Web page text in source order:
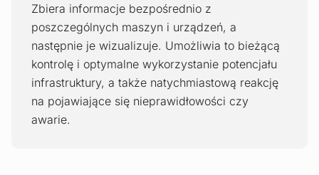
Zbiera informacje bezpośrednio z
poszczególnych maszyn i urządzeń, a
następnie je wizualizuje. Umożliwia to bieżącą
kontrolę i optymalne wykorzystanie potencjału
infrastruktury, a także natychmiastową reakcję
na pojawiające się nieprawidłowości czy
awarie.